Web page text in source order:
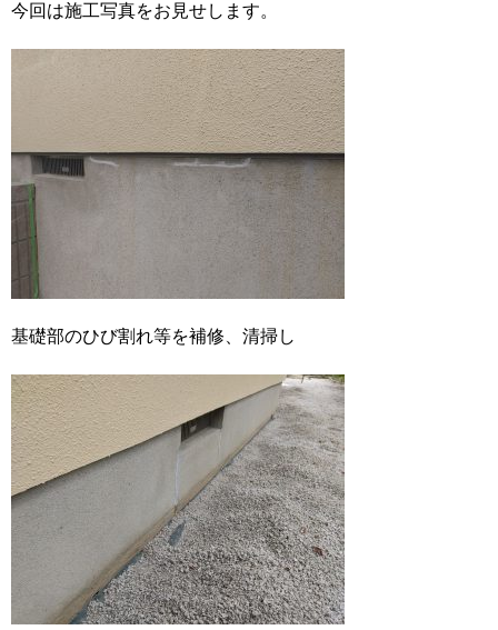
今回は施工写真をお見せします。
基礎部のひび割れ等を補修、清掃し